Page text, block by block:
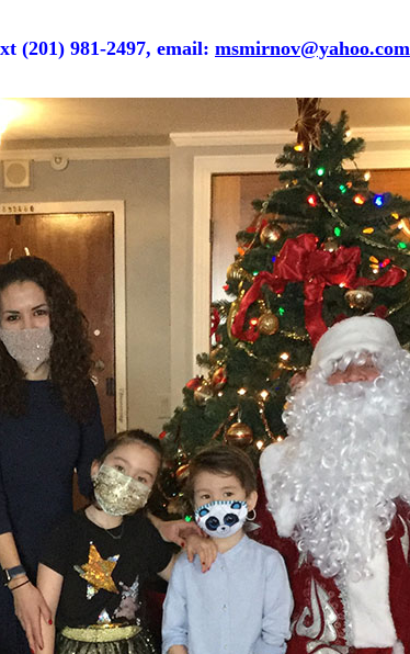
(201) 981-2497, email: msmirnov@yahoo.com